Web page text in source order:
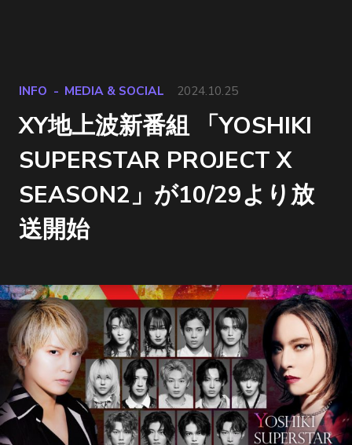
INFO MEDIA & SOCIAL 2024.10.25
XY地上波新番組 「YOSHIKI
SUPERSTAR PROJECT X
SEASON2」が10/29より放
送開始